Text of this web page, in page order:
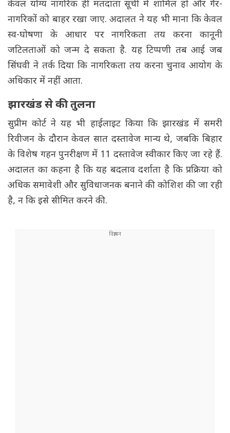
केवल योग्य नागरिक ही मतदाता सूची में शामिल हों और गैर-
नागरिकों को बाहर रखा जाए. अदालत ने यह भी माना कि केवल
स्व-घोषणा के आधार पर नागरिकता तय करना कानूनी
जटिलताओं को जन्म दे सकता है. यह टिप्पणी तब आई जब
सिंघवी ने तर्क दिया कि नागरिकता तय करना चुनाव आयोग के
अधिकार में नहीं आता.
झारखंड से की तुलना
सुप्रीम कोर्ट ने यह भी हाईलाइट किया कि झारखंड में समरी
रिवीजन के दौरान केवल सात दस्तावेज मान्य थे, जबकि बिहार
के विशेष गहन पुनरीक्षण में 11 दस्तावेज स्वीकार किए जा रहे हैं.
अदालत का कहना है कि यह बदलाव दर्शाता है कि प्रक्रिया को
अधिक समावेशी और सुविधाजनक बनाने की कोशिश की जा रही
है, न कि इसे सीमित करने की.